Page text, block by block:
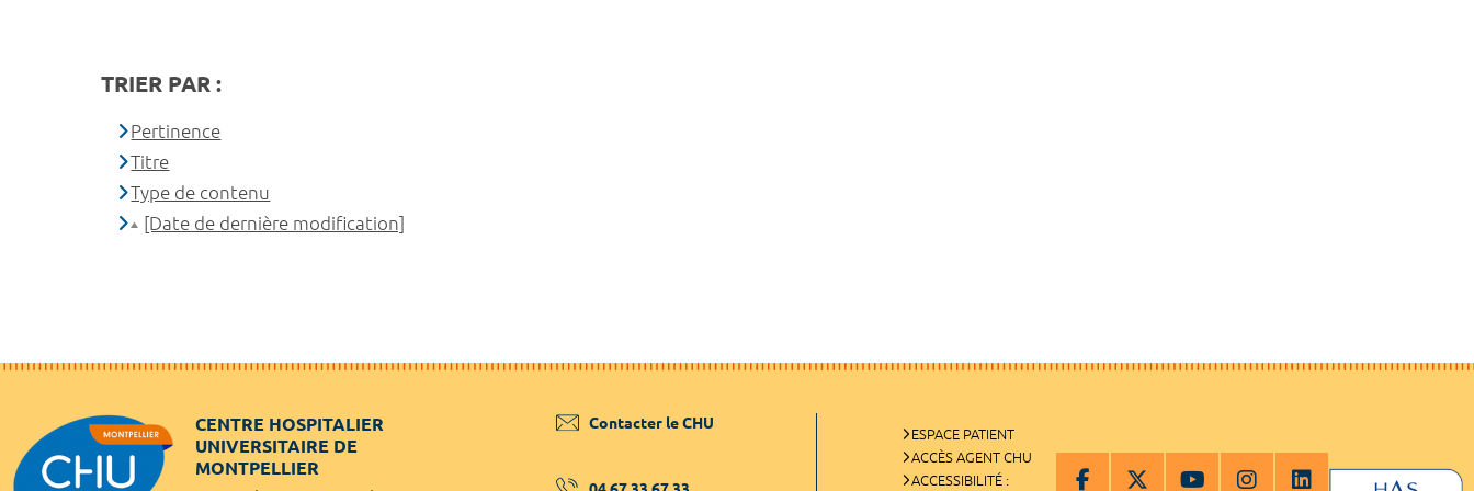
TRIER PAR :
Pertinence
Titre
Type de contenu
[Date de dernière modification]
CENTRE HOSPITALIER
UNIVERSITAIRE DE
MONTPELLIER
Contacter le CHU
ESPACE PATIENT
ACCÈS AGENT CHU
ACCESSIBILITÉ :